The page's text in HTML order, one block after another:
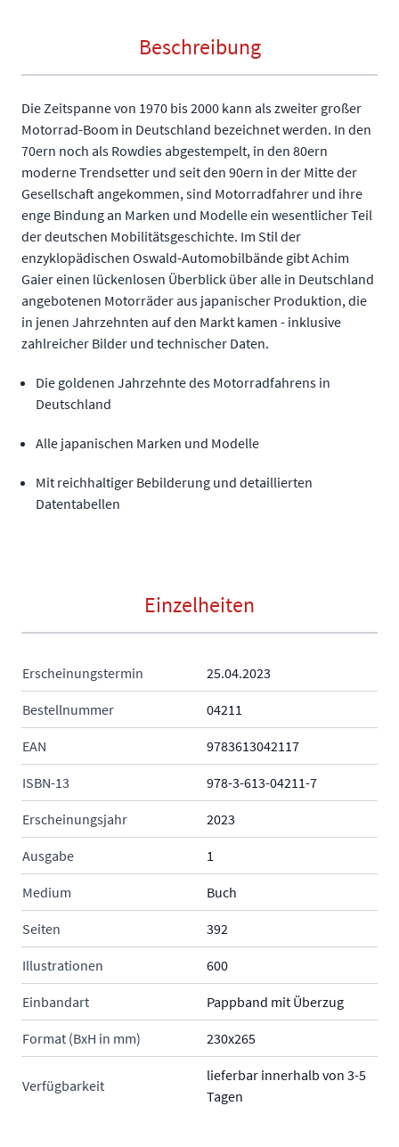
Beschreibung
Die Zeitspanne von 1970 bis 2000 kann als zweiter großer
Motorrad-Boom in Deutschland bezeichnet werden. In den
70ern noch als Rowdies abgestempelt, in den 80ern
moderne Trendsetter und seit den 90ern in der Mitte der
Gesellschaft angekommen, sind Motorradfahrer und ihre
enge Bindung an Marken und Modelle ein wesentlicher Teil
der deutschen Mobilitätsgeschichte. Im Stil der
enzyklopädischen Oswald-Automobilbände gibt Achim
Gaier einen lückenlosen Überblick über alle in Deutschland
angebotenen Motorräder aus japanischer Produktion, die
in jenen Jahrzehnten auf den Markt kamen - inklusive
zahlreicher Bilder und technischer Daten.
Die goldenen Jahrzehnte des Motorradfahrens in
Deutschland
Alle japanischen Marken und Modelle
Mit reichhaltiger Bebilderung und detaillierten
Datentabellen
Einzelheiten
Erscheinungstermin 25.04.2023
Bestellnummer 04211
EAN 9783613042117
ISBN-13 978-3-613-04211-7
Erscheinungsjahr 2023
Ausgabe 1
Medium Buch
Seiten 392
Illustrationen 600
Einbandart Pappband mit Überzug
Format (BxH in mm) 230x265
Verfügbarkeit
lieferbar innerhalb von 3-5
Tagen